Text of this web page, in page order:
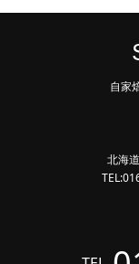
自家
北海